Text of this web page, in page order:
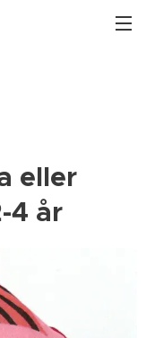
eller
4 år